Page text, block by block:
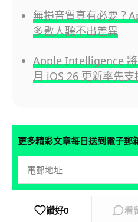
無損音質真有必要？
多數人聽不出差異
Apple Intelligence
月 iOS 26 更新率先支
更多精彩文章每日送到電子郵
讚好0 看